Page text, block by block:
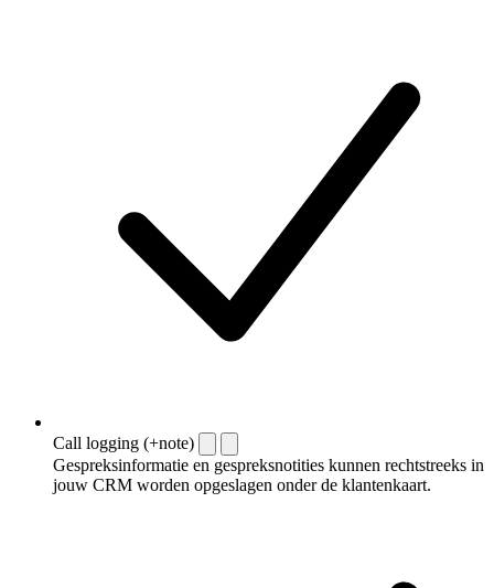
Call logging (+note)
Gespreksinformatie en gespreksnotities kunnen rechtstreeks in
jouw CRM worden opgeslagen onder de klantenkaart.